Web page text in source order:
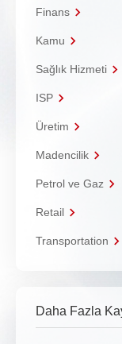
Finans
Kamu
Sağlık Hizmeti
ISP
Üretim
Madencilik
Petrol ve Gaz
Retail
Transportation
Daha Fazla